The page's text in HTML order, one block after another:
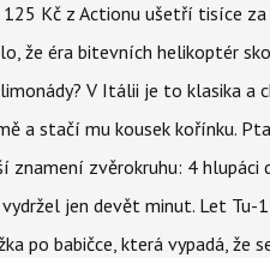
125 Kč z Actionu ušetří tisíce
že éra bitevních helikoptér
V Itálii je to klasika a
a stačí mu kousek kořínku.
znamení zvěrokruhu: 4 hlupáci
vydržel jen devět minut. Let
po babičce, která vypadá, že